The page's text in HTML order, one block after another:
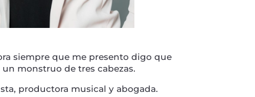
siempre que me presento digo que
un monstruo de tres cabezas.
productora musical y abogada.